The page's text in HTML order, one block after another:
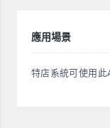
應用場景
特店系統可使用此